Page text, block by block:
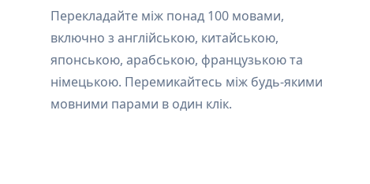
Перекладайте між понад 100 мовами,
включно з англійською, китайською,
японською, арабською, французькою та
німецькою. Перемикайтесь між будь-якими
мовними парами в один клік.